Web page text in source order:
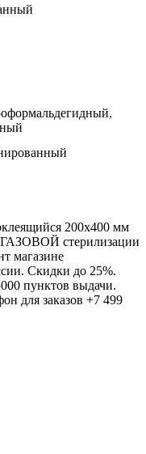
200х400 мм
стерилизации
магазине
Скидки до 25%.
пунктов выдачи.
для заказов +7 499